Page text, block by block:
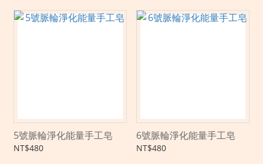
5號脈輪淨化能量手工皂
NT$480
6號脈輪淨化能量手工皂
NT$480